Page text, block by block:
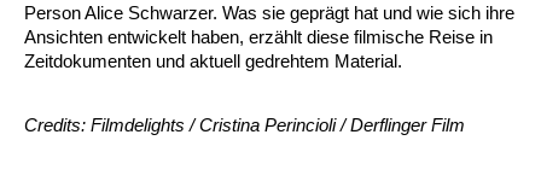
Person Alice Schwarzer. Was sie geprägt hat und wie sich ihre
Ansichten entwickelt haben, erzählt diese filmische Reise in
Zeitdokumenten und aktuell gedrehtem Material.
Credits: Filmdelights / Cristina Perincioli / Derflinger Film